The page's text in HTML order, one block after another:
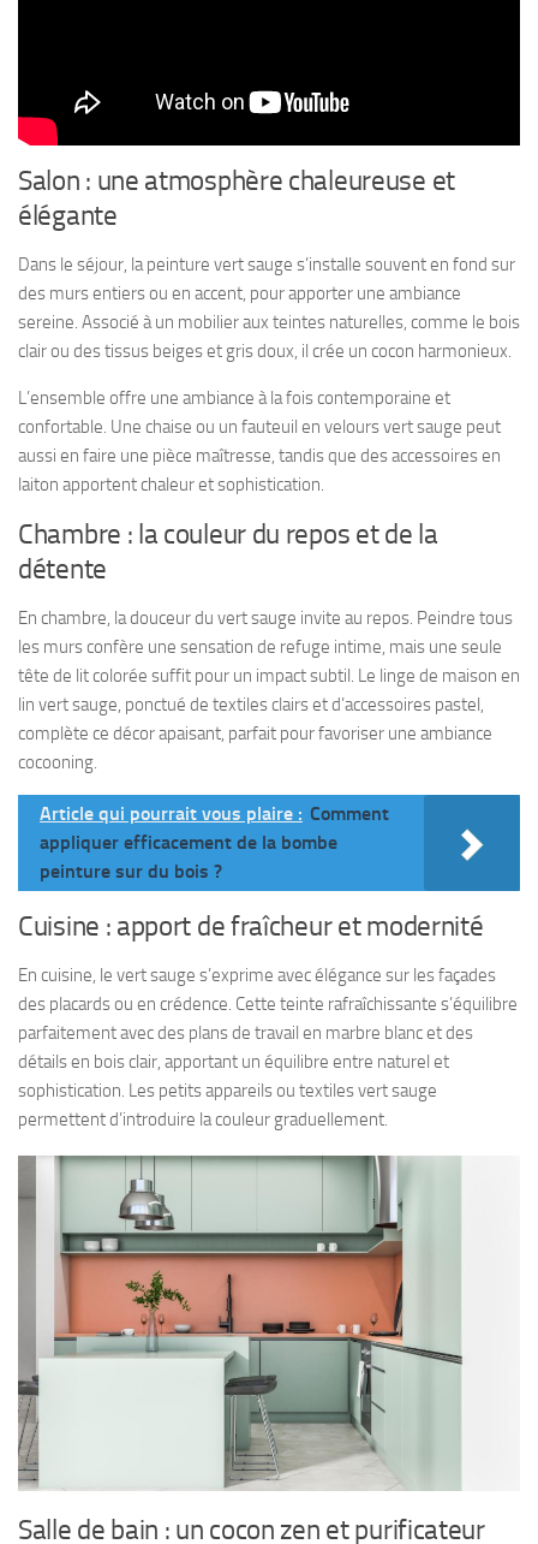
Salon : une atmosphère chaleureuse et
élégante
Dans le séjour, la peinture vert sauge s’installe souvent en fond sur
des murs entiers ou en accent, pour apporter une ambiance
sereine. Associé à un mobilier aux teintes naturelles, comme le bois
clair ou des tissus beiges et gris doux, il crée un cocon harmonieux.
L’ensemble offre une ambiance à la fois contemporaine et
confortable. Une chaise ou un fauteuil en velours vert sauge peut
aussi en faire une pièce maîtresse, tandis que des accessoires en
laiton apportent chaleur et sophistication.
Chambre : la couleur du repos et de la
détente
En chambre, la douceur du vert sauge invite au repos. Peindre tous
les murs confère une sensation de refuge intime, mais une seule
tête de lit colorée suffit pour un impact subtil. Le linge de maison en
lin vert sauge, ponctué de textiles clairs et d’accessoires pastel,
complète ce décor apaisant, parfait pour favoriser une ambiance
cocooning.
Article qui pourrait vous plaire : Comment
appliquer efficacement de la bombe
peinture sur du bois ?
Cuisine : apport de fraîcheur et modernité
En cuisine, le vert sauge s’exprime avec élégance sur les façades
des placards ou en crédence. Cette teinte rafraîchissante s’équilibre
parfaitement avec des plans de travail en marbre blanc et des
détails en bois clair, apportant un équilibre entre naturel et
sophistication. Les petits appareils ou textiles vert sauge
permettent d’introduire la couleur graduellement.
Salle de bain : un cocon zen et purificateur